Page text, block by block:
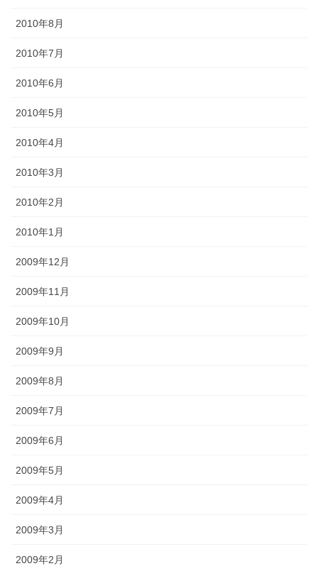
2010年8月
2010年7月
2010年6月
2010年5月
2010年4月
2010年3月
2010年2月
2010年1月
2009年12月
2009年11月
2009年10月
2009年9月
2009年8月
2009年7月
2009年6月
2009年5月
2009年4月
2009年3月
2009年2月